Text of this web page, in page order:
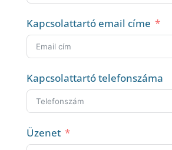
Kapcsolattartó email címe
Kapcsolattartó telefonszáma
Üzenet